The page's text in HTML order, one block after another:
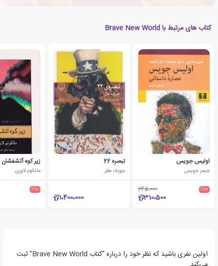
کتاب های مرتبط با Brave New World
اولیس جویس
جیمز جویس
٪10 345،000
310،500
تبصره 22
جوزف هلر
1،400،000
زیر کوه آتشفشان
مالکوم لاوری
٪10
اولین نفری باشید که نظر خود را درباره "کتاب Brave New World" ثبت